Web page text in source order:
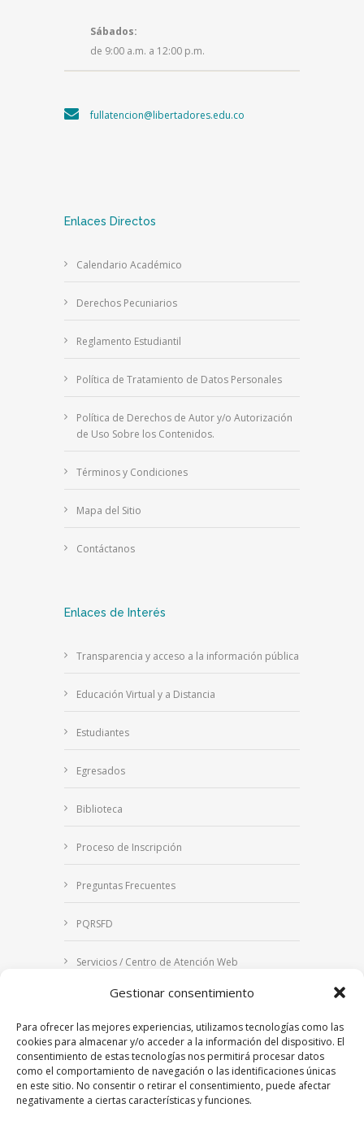
Gestionar consentimiento
Para ofrecer las mejores experiencias, utilizamos tecnologías como las
cookies para almacenar y/o acceder a la información del dispositivo. El
consentimiento de estas tecnologías nos permitirá procesar datos
como el comportamiento de navegación o las identificaciones únicas
en este sitio. No consentir o retirar el consentimiento, puede afectar
negativamente a ciertas características y funciones.
Sábados:
de 9:00 a.m. a 12:00 p.m.
fullatencion@libertadores.edu.co
Enlaces Directos
Calendario Académico
Derechos Pecuniarios
Reglamento Estudiantil
Política de Tratamiento de Datos Personales
Política de Derechos de Autor y/o Autorización
de Uso Sobre los Contenidos.
Términos y Condiciones
Mapa del Sitio
Contáctanos
Enlaces de Interés
Transparencia y acceso a la información pública
Educación Virtual y a Distancia
Estudiantes
Egresados
Biblioteca
Proceso de Inscripción
Preguntas Frecuentes
PQRSFD
Servicios / Centro de Atención Web
Correo Institucional
Notificaciones judiciales